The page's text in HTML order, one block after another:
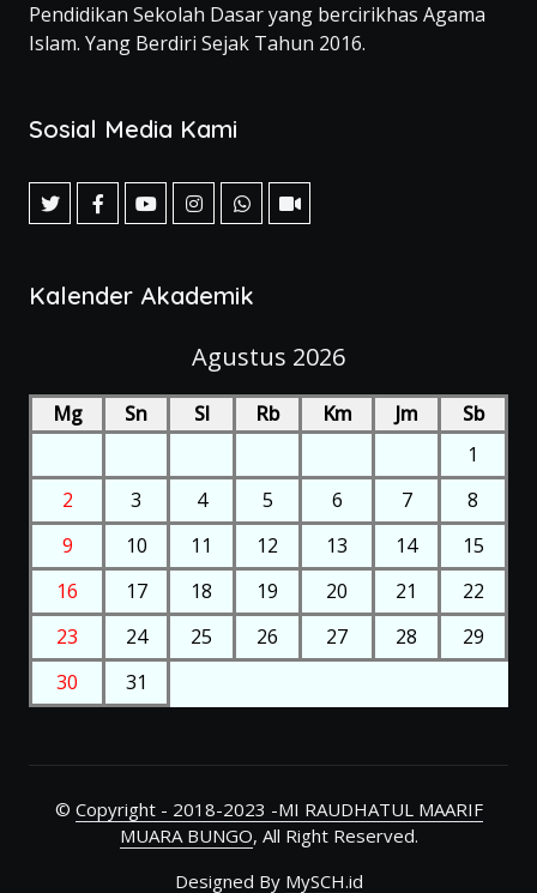
Pendidikan Sekolah Dasar yang bercirikhas Agama
Islam. Yang Berdiri Sejak Tahun 2016.
Sosial Media Kami
Kalender Akademik
Agustus 2026
Mg Sn Sl Rb Km Jm
Sb
1
2
3 4 5 6 7
8
9
10 11 12 13 14
15
16
17 18 19 20 21
22
23
24 25 26 27 28
29
30
31
© Copyright - 2018-2023 -MI RAUDHATUL MAARIF
MUARA BUNGO, All Right Reserved.
Designed By MySCH.id